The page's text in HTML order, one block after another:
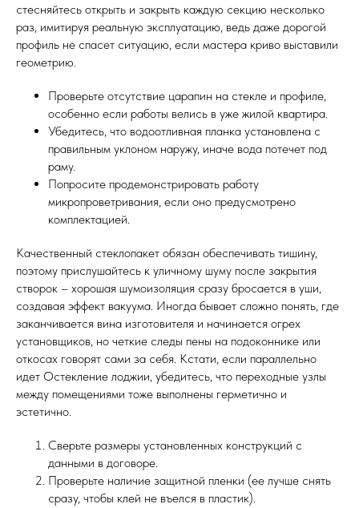
стесняйтесь открыть и закрыть каждую секцию несколько
раз, имитируя реальную эксплуатацию, ведь даже дорогой
профиль не спасет ситуацию, если мастера криво выставили
геометрию.
Проверьте отсутствие царапин на стекле и профиле,
особенно если работы велись в уже жилой квартира.
Убедитесь, что водоотливная планка установлена с
правильным уклоном наружу, иначе вода потечет под
раму.
Попросите продемонстрировать работу
микропроветривания, если оно предусмотрено
комплектацией.
Качественный стеклопакет обязан обеспечивать тишину,
поэтому прислушайтесь к уличному шуму после закрытия
створок – хорошая шумоизоляция сразу бросается в уши,
создавая эффект вакуума. Иногда бывает сложно понять, где
заканчивается вина изготовителя и начинается огрех
установщиков, но четкие следы пены на подоконнике или
откосах говорят сами за себя. Кстати, если параллельно
идет Остекление лоджии, убедитесь, что переходные узлы
между помещениями тоже выполнены герметично и
эстетично.
Сверьте размеры установленных конструкций с
данными в договоре.
Проверьте наличие защитной пленки (ее лучше снять
сразу, чтобы клей не въелся в пластик).